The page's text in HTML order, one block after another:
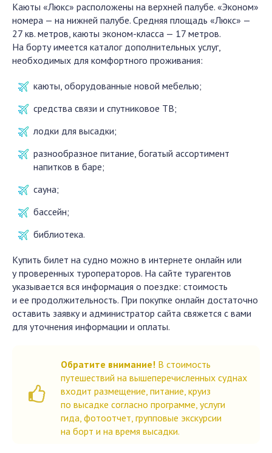
Каюты «Люкс» расположены на верхней палубе. «Эконом»
номера — на нижней палубе. Средняя площадь «Люкс» —
27 кв. метров, каюты эконом-класса — 17 метров.
На борту имеется каталог дополнительных услуг,
необходимых для комфортного проживания:
каюты, оборудованные новой мебелью;
средства связи и спутниковое ТВ;
лодки для высадки;
разнообразное питание, богатый ассортимент
напитков в баре;
сауна;
бассейн;
библиотека.
Купить билет на судно можно в интернете онлайн или
у проверенных туроператоров. На сайте турагентов
указывается вся информация о поездке: стоимость
и ее продолжительность. При покупке онлайн достаточно
оставить заявку и администратор сайта свяжется с вами
для уточнения информации и оплаты.
Обратите внимание! В стоимость
путешествий на вышеперечисленных суднах
входит размещение, питание, круиз
по высадке согласно программе, услуги
гида, фотоотчет, групповые экскурсии
на борт и на время высадки.